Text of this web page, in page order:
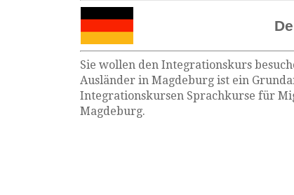
Sie wollen den Integrationskurs
Ausländer in Magdeburg ist ein
Integrationskursen Sprachkurse für
Magdeburg.